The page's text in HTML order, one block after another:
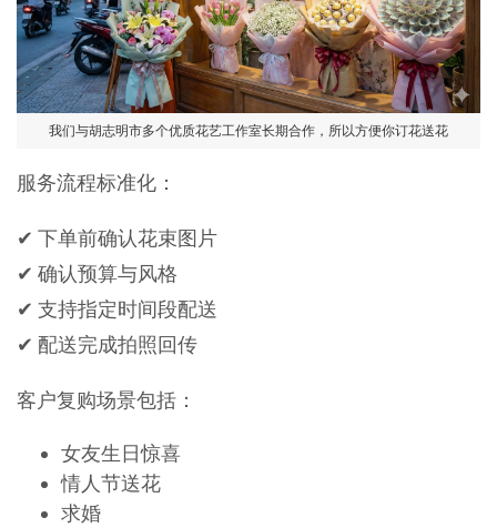
我们与胡志明市多个优质花艺工作室长期合作，所以方便你订花送花
服务流程标准化：
✔ 下单前确认花束图片
✔ 确认预算与风格
✔ 支持指定时间段配送
✔ 配送完成拍照回传
客户复购场景包括：
女友生日惊喜
情人节送花
求婚